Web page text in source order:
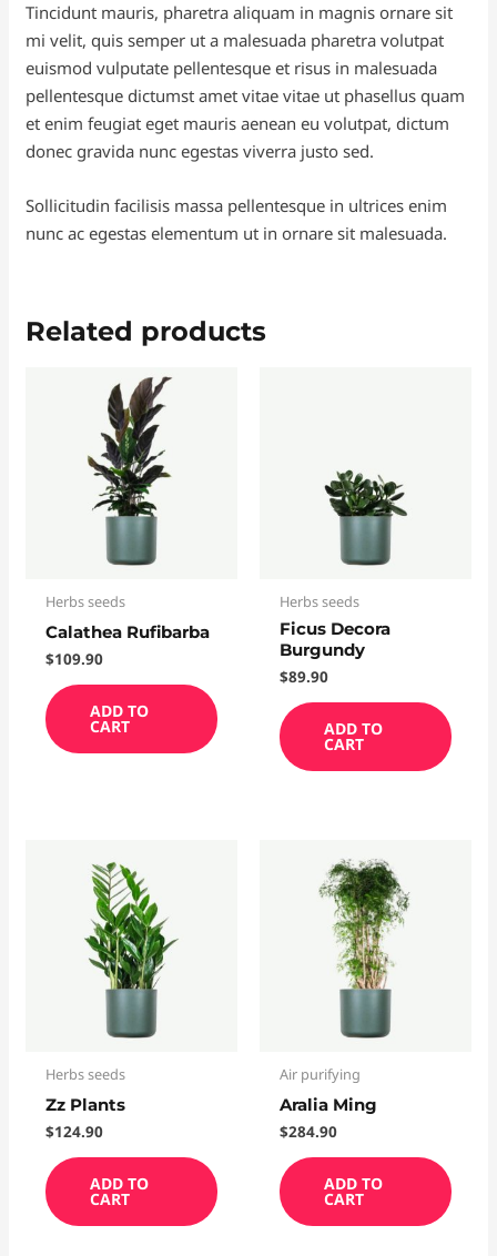
Tincidunt mauris, pharetra aliquam in magnis ornare sit
mi velit, quis semper ut a malesuada pharetra volutpat
euismod vulputate pellentesque et risus in malesuada
pellentesque dictumst amet vitae vitae ut phasellus quam
et enim feugiat eget mauris aenean eu volutpat, dictum
donec gravida nunc egestas viverra justo sed.
Sollicitudin facilisis massa pellentesque in ultrices enim
nunc ac egestas elementum ut in ornare sit malesuada.
Related products
Herbs seeds
Calathea Rufibarba
$109.90
ADD TO
CART
Herbs seeds
Ficus Decora
Burgundy
$89.90
ADD TO
CART
Herbs seeds
Zz Plants
$124.90
ADD TO
CART
Air purifying
Aralia Ming
$284.90
ADD TO
CART